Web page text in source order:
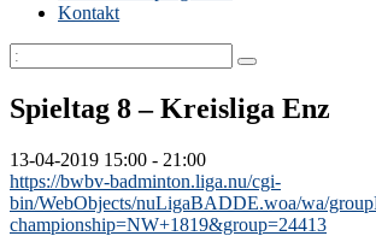
Kontakt
Spieltag 8 – Kreisliga Enz
13-04-2019 15:00 - 21:00
https://bwbv-badminton.liga.nu/cgi-
bin/WebObjects/nuLigaBADDE.woa/wa/
championship=NW+1819&group=24413